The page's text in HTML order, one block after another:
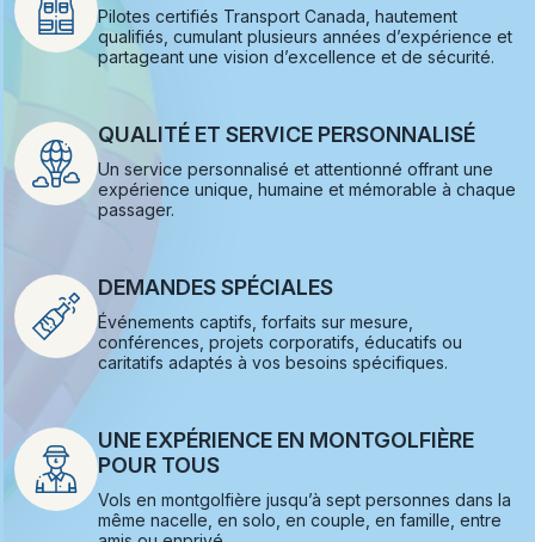
Pilotes certifiés Transport Canada, hautement
qualifiés, cumulant plusieurs années d’expérience et
partageant une vision d’excellence et de sécurité.
QUALITÉ ET SERVICE PERSONNALISÉ
Un service personnalisé et attentionné offrant une
expérience unique, humaine et mémorable à chaque
passager.
DEMANDES SPÉCIALES
Événements captifs, forfaits sur mesure,
conférences, projets corporatifs, éducatifs ou
caritatifs adaptés à vos besoins spécifiques.
UNE EXPÉRIENCE EN MONTGOLFIÈRE
POUR TOUS
Vols en montgolfière jusqu’à sept personnes dans la
même nacelle, en solo, en couple, en famille, entre